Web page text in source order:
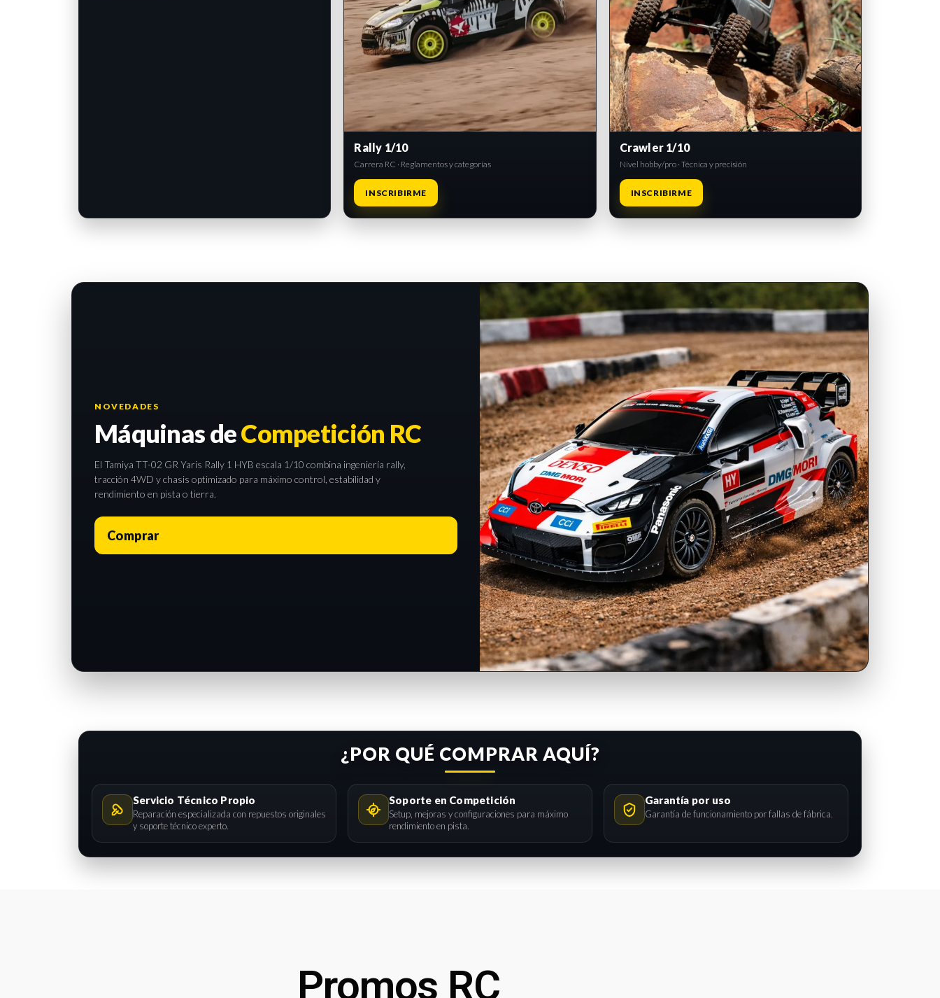
Rally 1/10
Carrera RC · Reglamentos y categorías
INSCRIBIRME
Crawler 1/10
Nivel hobby/pro · Técnica y precisión
INSCRIBIRME
NOVEDADES
Máquinas deCompetición RC
El Tamiya TT-02 GR Yaris Rally 1 HYB escala 1/10 combina ingeniería rally,
tracción 4WD y chasis optimizado para máximo control, estabilidad y
rendimiento en pista o tierra.
Comprar
¿POR QUÉ COMPRAR AQUÍ?
Servicio Técnico Propio
Reparación especializada con repuestos originales
y soporte técnico experto.
Soporte en Competición
Setup, mejoras y configuraciones para máximo
rendimiento en pista.
Garantía por uso
Garantía de funcionamiento por fallas de fábrica.
Promos RC